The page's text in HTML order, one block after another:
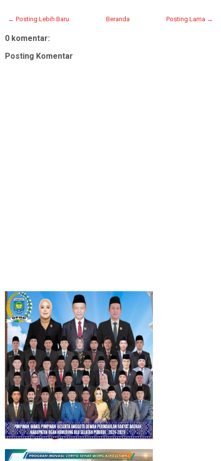
← Posting Lebih Baru Posting Lama →
Beranda
0 komentar:
Posting Komentar